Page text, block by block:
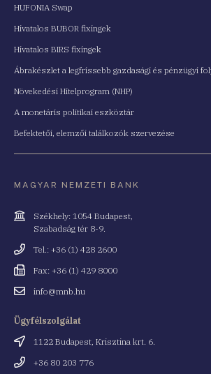
HUFONIA Swap
Hivatalos BUBOR fixingek
Hivatalos BIRS fixingek
Ábrakészlet a legfrissebb gazdasági és pénzügyi
Növekedési Hitelprogram (NHP)
A monetáris politikai eszköztár
Befektetői, elemzői találkozók szervezése
MAGYAR NEMZETI BANK
Cím
Székhely: 1054 Budapest,
Szabadság tér 8-9.
Telefonszám
Tel.: +36 (1) 428 2600
Fax
Fax: +36 (1) 429 8000
Emailinfo@mnb.hu
Ügyfélszolgálat
Cím
1122 Budapest, Krisztina krt. 6.
Telefonszám
+36 80 203 776